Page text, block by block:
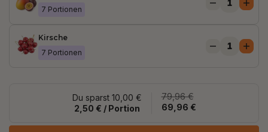
7 Portionen
Kirsche
7 Portionen
Du sparst 10,00 €
2,50 € / Portion
79,96 €
69,96 €